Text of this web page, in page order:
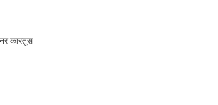
कारतूस